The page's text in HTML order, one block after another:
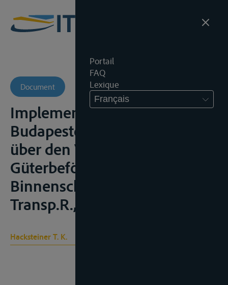
Portail
FAQ
Lexique
Français
Document
Implementation des
Budapester Übereinkommens
über den Vertrag für die
Güterbeförderung in der
Binnenschiffahrt (CMNI),
Transp.R., 2009, 145-149
Hacksteiner T. K.